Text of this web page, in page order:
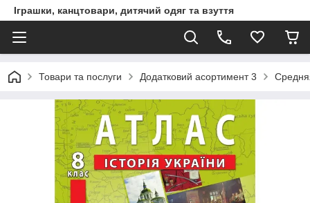
Іграшки, канцтовари, дитячий одяг та взуття
Товари та послуги Додатковий асортимент 3